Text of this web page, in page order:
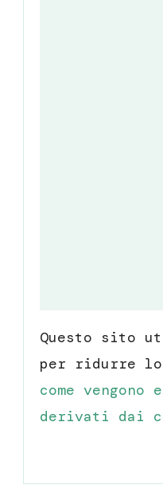
Questo sito
per ridurre lo
come
derivati dai